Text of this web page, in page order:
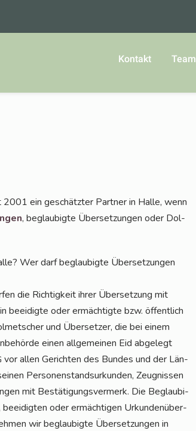
Kontakt Team
2001 ein geschätz­ter Part­ner in Hal­le, wenn
, beglau­big­te Über­set­zun­gen oder Dol­
Wer darf beglau­big­te Über­set­zun­gen
die Rich­tig­keit ihrer Über­set­zung mit
beei­dig­te oder ermäch­tig­te bzw. öffent­lich
und Über­set­zer, die bei einem
einen all­ge­mei­nen Eid abge­legt
vor allen Gerich­ten des Bun­des und der Län­
Per­so­nen­stand­sur­kun­den, Zeug­nis­sen
mit Bestä­ti­gungs­ver­merk. Die Beglau­bi­
oder ermäch­ti­gen Urkun­den­über­
wir beglau­big­te Über­set­zun­gen in